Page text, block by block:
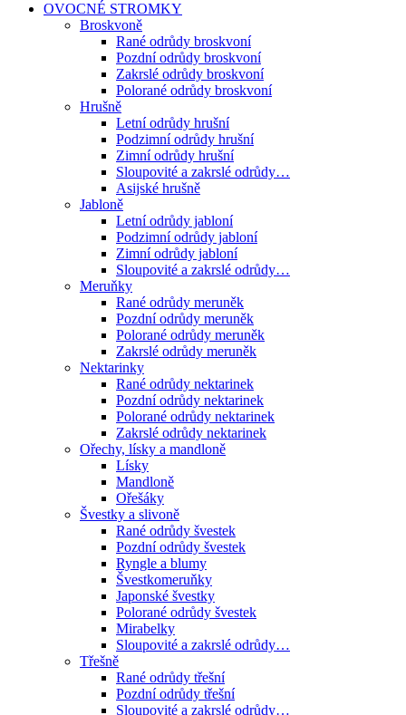
OVOCNÉ STROMKY
Broskvoně
Rané odrůdy broskvoní
Pozdní odrůdy broskvoní
Zakrslé odrůdy broskvoní
Polorané odrůdy broskvoní
Hrušně
Letní odrůdy hrušní
Podzimní odrůdy hrušní
Zimní odrůdy hrušní
Sloupovité a zakrslé odrůdy…
Asijské hrušně
Jabloně
Letní odrůdy jabloní
Podzimní odrůdy jabloní
Zimní odrůdy jabloní
Sloupovité a zakrslé odrůdy…
Meruňky
Rané odrůdy meruněk
Pozdní odrůdy meruněk
Polorané odrůdy meruněk
Zakrslé odrůdy meruněk
Nektarinky
Rané odrůdy nektarinek
Pozdní odrůdy nektarinek
Polorané odrůdy nektarinek
Zakrslé odrůdy nektarinek
Ořechy, lísky a mandloně
Lísky
Mandloně
Ořešáky
Švestky a slivoně
Rané odrůdy švestek
Pozdní odrůdy švestek
Ryngle a blumy
Švestkomeruňky
Japonské švestky
Polorané odrůdy švestek
Mirabelky
Sloupovité a zakrslé odrůdy…
Třešně
Rané odrůdy třešní
Pozdní odrůdy třešní
Sloupovité a zakrslé odrůdy…